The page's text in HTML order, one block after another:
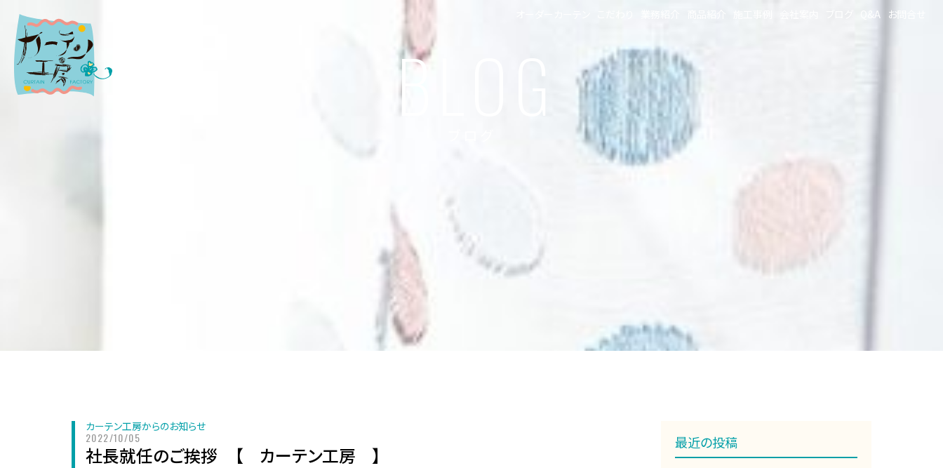
BLOG
Q&A お問合せ
カーテン工房からのお知らせ
2022/10/05
社長就任のご挨拶 【 カーテン工房 】
最近の投稿